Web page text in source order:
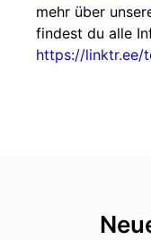
mehr über
findest du alle
https://linktr.ee/